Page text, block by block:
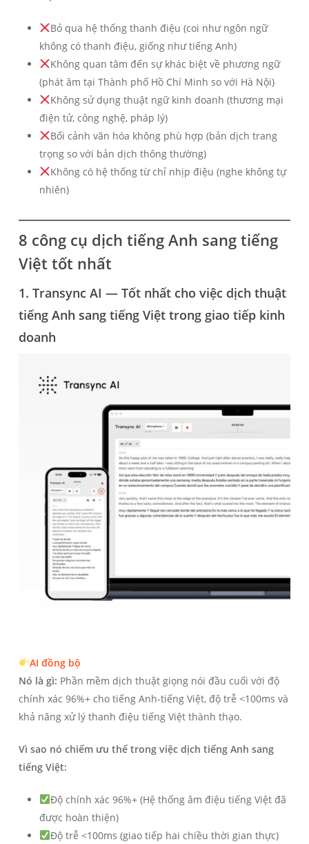
Bỏ qua hệ thống thanh điệu (coi như ngôn ngữ
không có thanh điệu, giống như tiếng Anh)
Không quan tâm đến sự khác biệt về phương ngữ
(phát âm tại Thành phố Hồ Chí Minh so với Hà Nội)
Không sử dụng thuật ngữ kinh doanh (thương mại
điện tử, công nghệ, pháp lý)
Bối cảnh văn hóa không phù hợp (bản dịch trang
trọng so với bản dịch thông thường)
Không có hệ thống từ chỉ nhịp điệu (nghe không tự
nhiên)
8 công cụ dịch tiếng Anh sang tiếng
Việt tốt nhất
1. Transync AI — Tốt nhất cho việc dịch thuật
tiếng Anh sang tiếng Việt trong giao tiếp kinh
doanh
AI đồng bộ
Nó là gì: Phần mềm dịch thuật giọng nói đầu cuối với độ
chính xác 96%+ cho tiếng Anh-tiếng Việt, độ trễ <100ms và
khả năng xử lý thanh điệu tiếng Việt thành thạo.
Vì sao nó chiếm ưu thế trong việc dịch tiếng Anh sang
tiếng Việt:
Độ chính xác 96%+ (Hệ thống âm điệu tiếng Việt đã
được hoàn thiện)
Độ trễ <100ms (giao tiếp hai chiều thời gian thực)